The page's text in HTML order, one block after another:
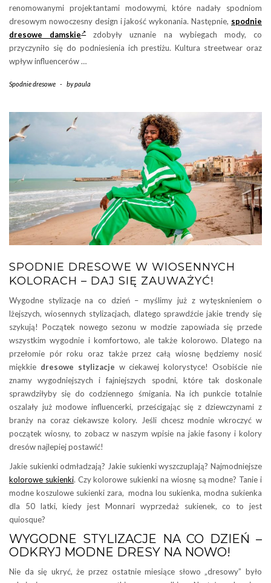
renomowanymi projektantami modowymi, które nadały spodniom
dresowym nowoczesny design i jakość wykonania. Następnie, spodnie
dresowe damskie zdobyły uznanie na wybiegach mody, co
przyczyniło się do podniesienia ich prestiżu. Kultura streetwear oraz
wpływ influencerów …
Spodnie dresowe - bypaula
SPODNIE DRESOWE W WIOSENNYCH
KOLORACH – DAJ SIĘ ZAUWAŻYĆ!
Wygodne stylizacje na co dzień – myślimy już z wytęsknieniem o
lżejszych, wiosennych stylizacjach, dlatego sprawdźcie jakie trendy się
szykują! Początek nowego sezonu w modzie zapowiada się przede
wszystkim wygodnie i komfortowo, ale także kolorowo. Dlatego na
przełomie pór roku oraz także przez całą wiosnę będziemy nosić
miękkie dresowe stylizacje w ciekawej kolorystyce! Osobiście nie
znamy wygodniejszych i fajniejszych spodni, które tak doskonale
sprawdziłyby się do codziennego śmigania. Na ich punkcie totalnie
oszalały już modowe influencerki, prześcigając się z dziewczynami z
branży na coraz ciekawsze kolory. Jeśli chcesz modnie wkroczyć w
początek wiosny, to zobacz w naszym wpisie na jakie fasony i kolory
dresów najlepiej postawić!
Jakie sukienki odmładzają? Jakie sukienki wyszczuplają? Najmodniejsze
kolorowe sukienki. Czy kolorowe sukienki na wiosnę są modne? Tanie i
modne koszulowe sukienki zara, modna lou sukienka, modna sukienka
dla 50 latki, kiedy jest Monnari wyprzedaż sukienek, co to jest
quiosque?
WYGODNE STYLIZACJE NA CO DZIEŃ –
ODKRYJ MODNE DRESY NA NOWO!
Nie da się ukryć, że przez ostatnie miesiące słowo „dresowy” było